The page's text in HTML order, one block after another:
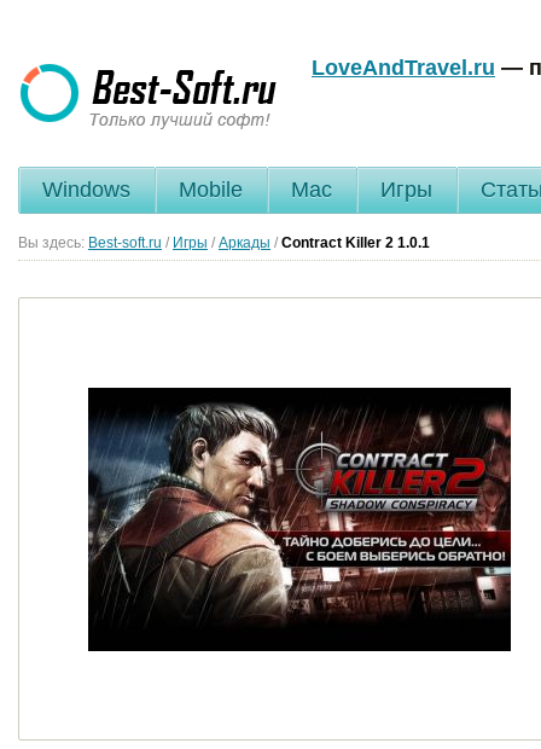
LoveAndTravel.ru —
Windows Mobile Mac Игры
Вы здесь: Best-soft.ru / Игры / Аркады / Contract Killer 2 1.0.1